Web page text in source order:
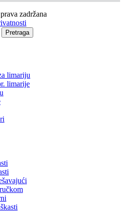
zadržana
Pretraga
limariju
limarije